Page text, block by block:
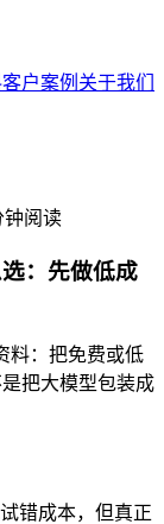
客户案例 关于我们
钟阅读
：先做低成
料：把免费或低
把大模型包装成
错成本，但真正